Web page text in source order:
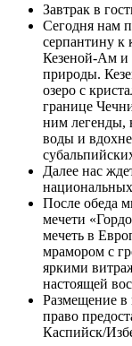
Завтрак в
Сегодня нам
серпантину к
Кезеной-Ам и
природы.
озеро с
границе
ним легенды,
воды и
Далее нас
После обеда
мечети
мечеть в
мрамором с
яркими
настоящей
Размещение в
право
Каспийск/